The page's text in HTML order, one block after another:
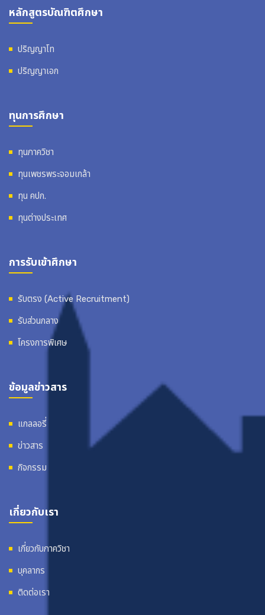
หลักสูตรบัณฑิตศึกษา
ปริญญาโท
ปริญญาเอก
ทุนการศึกษา
ทุนภาควิชา
ทุนเพชรพระจอมเกล้า
ทุน คปก.
ทุนต่างประเทศ
การรับเข้าศึกษา
รับตรง (Active Recruitment)
รับส่วนกลาง
โครงการพิเศษ
ข้อมูลข่าวสาร
แกลลอรี่
ข่าวสาร
กิจกรรม
เกี่ยวกับเรา
เกี่ยวกับภาควิชา
บุคลากร
ติดต่อเรา